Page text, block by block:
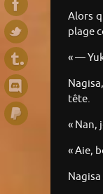
Alors
plage
« —
tête.
« Nan,
« Aie,